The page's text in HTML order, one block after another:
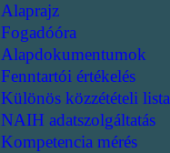
Alaprajz
Fogadóóra
Alapdokumentumok
Fenntartói értékelés
Különös közzétételi lista
NAIH adatszolgáltatás
Kompetencia mérés